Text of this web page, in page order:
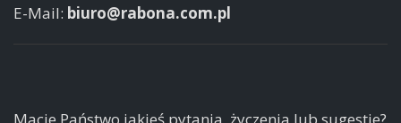
E-Mail: biuro@rabona.com.pl
Macie Państwo jakieś pytania, życzenia lub sugestie?